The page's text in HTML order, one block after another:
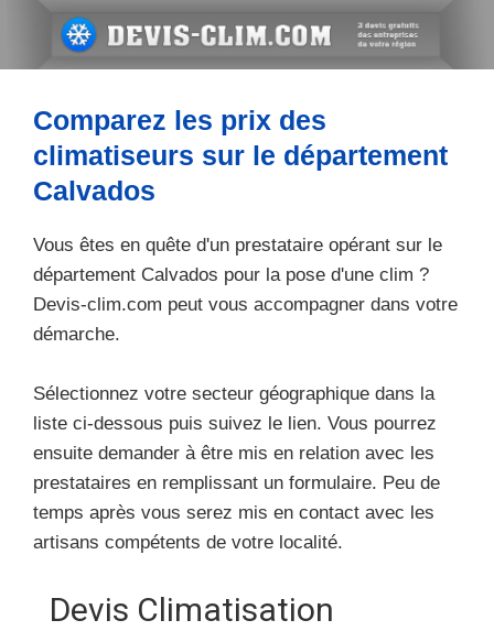
contenu
Comparez les prix des
climatiseurs sur le département
Calvados
Vous êtes en quête d'un prestataire opérant sur le
département Calvados pour la pose d'une clim ?
Devis-clim.com peut vous accompagner dans votre
démarche.
Sélectionnez votre secteur géographique dans la
liste ci-dessous puis suivez le lien. Vous pourrez
ensuite demander à être mis en relation avec les
prestataires en remplissant un formulaire. Peu de
temps après vous serez mis en contact avec les
artisans compétents de votre localité.
Devis Climatisation